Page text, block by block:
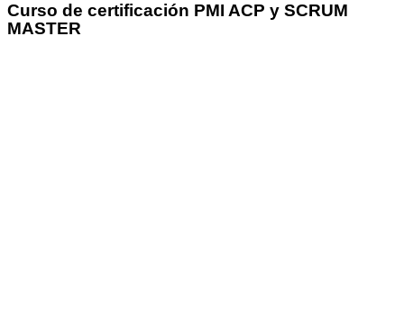
Curso de certificación PMI ACP y SCRUM
MASTER